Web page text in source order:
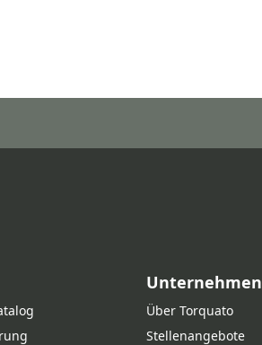
Unternehmen
Über Torquato
Stellenangebote